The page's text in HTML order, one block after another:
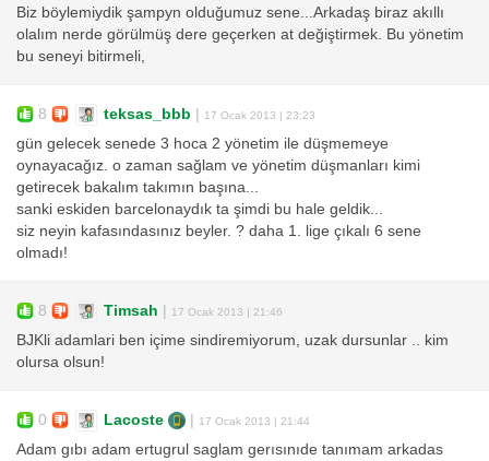
Biz böylemiydik şampyn olduğumuz sene...Arkadaş biraz akıllı
olalım nerde görülmüş dere geçerken at değiştirmek. Bu yönetim
bu seneyi bitirmeli,
8 teksas_bbb | 17 Ocak 2013 | 23:23
gün gelecek senede 3 hoca 2 yönetim ile düşmemeye
oynayacağız. o zaman sağlam ve yönetim düşmanları kimi
getirecek bakalım takımın başına...
sanki eskiden barcelonaydık ta şimdi bu hale geldik...
siz neyin kafasındasınız beyler. ? daha 1. lige çıkalı 6 sene
olmadı!
8 Timsah | 17 Ocak 2013 | 21:46
BJKli adamlari ben içime sindiremiyorum, uzak dursunlar .. kim
olursa olsun!
0 Lacoste | 17 Ocak 2013 | 21:44
Adam gıbı adam ertugrul saglam gerısınıde tanımam arkadas